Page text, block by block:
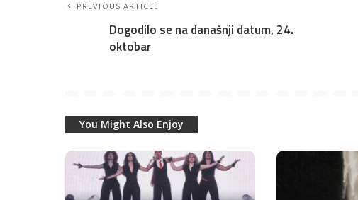
PREVIOUS ARTICLE
Dogodilo se na današnji datum, 24.
oktobar
You Might Also Enjoy